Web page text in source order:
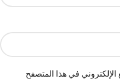
في هذا المتصفح